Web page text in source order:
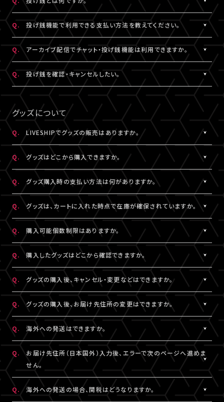
iOS：なし
Android：Chrome
なお、ユーザーがニックネームを変更した場合であっても、過去の
チャットのニックネームは変更されず、変更前のニックネームが表
示されます。
※ニックネームの登録・編集は配信視聴ページからも設定いただ
けます。
※コミュニティ機能が設定されている配信では、コミュニティ機能
とチャット機能のニックネーム設定は連動されます。
※公演によってはX連携をご利用いただけない場合があります。
欄上部「×」印）を押下すると、チャット非表示となります。 また、全
画面表示にした場合も、チャットは非表示になります。
A.
配信中にチップを送ることができる機能です。
投げ銭機能をご利用の場合は、「マイページ」内「基本情報」にござ
います「決済情報」にてクレジットカード決済情報のご登録いただ
くか、
配信中に配信視聴ページよりクレジットカード決済情報のご登録
をお願いいたします。
※公演によっては、投げ銭機能をご利用いただけない場合があり
ます。
Q. 投げ銭機能で利用できる支払い方法を教えてください。
クレジットカード決済をご利用いただけます。
投げ銭機能をご利用の場合は、「マイページ」内「基本情報」にござ
います「決済情報」にてクレジットカード決済情報のご登録いただ
くか、
配信中に配信視聴ページよりクレジットカード決済情報のご登録
をお願いいたします。
なお、決済方法については今後追加される可能性がございます。
Q. アーカイブ配信でチャット・投げ銭機能は利用できますか。
公演により異なります。チケット販売ページなどでご確認ください。
Q. 投げ銭を確認・キャンセルしたい。
投げ銭をキャンセルすることはできません。投げ銭機能をご利用の
場合は、金額に誤りがないか確認のうえ、ご利用ください。
複数回クリックにより、重複課金となる可能性がございますので、
ご注意ください。
※ご利用になった投げ銭は「マイページ」内「投げ銭履歴」よりご
確認いただけます。
グッズについて
Q. LIVESHIPでグッズの販売はありますか。
グッズの販売有無は各配信により異なります。
Q. グッズはどこから購入できますか。
各配信視聴ページなどでご購入いただけます。
LIVESHIPにご登録のA!-ID（メールアドレス）でログインのうえ、ご
利用ください。
※グッズをご購入いただくには、LIVESHIPへの会員登録が必要と
なります。
※LIVESHIPへの会員登録については ［Q:LIVESHIPを利用するに
はどうすればいいですか。］をご参照ください。
Q. グッズ購入時の支払い方法は何がありますか。
クレジットカード決済、コンビニ決済がご利用いただけます。
Q. グッズは、カートに入れた時点で在庫が確保されていますか。
カートに入れた時点では在庫確保とはなりません。
ご注文手続きが完了した時点で在庫確保となります。
ただしコンビニ決済をご利用の場合、支払い期限を過ぎると在庫
確保はリセットされますので予めご了承ください。
Q. 購入可能個数制限はありますか。
A.
公演・グッズにより異なります。グッズ商品詳細ページなどでご確
認ください。
Q. 購入したグッズはどこから確認できますか。
A.
「決済完了のお知らせ」メール、または「マイページ」内「グッズ購入
情報」よりご確認いただけます。
Q. グッズの購入後、キャンセル・変更などはできますか。
A.
お客様都合による商品購入後の注文内容の変更・キャンセル・返
品・交換は一切お受けできません。
また、一度決済を完了された決済手段を変更することもできません
のでご注意ください。
Q. グッズの購入後、お届け先住所の変更はできますか。
A.
購入後、「マイページ」内「グッズ購入情報」にて、配送状況が「出荷
準備前」の場合に変更が可能です。
※発送先が日本国外の場合、購入後の住所変更はできません。予
めご了承ください。
Q. 海外への発送はできますか。
A.
公演・グッズにより異なります。グッズ商品詳細ページなどでご確
認ください。
Q.
お届け先住所（日本国外）入力後、エラーで次のページへ進めま
せん。
A.
日本国外の郵便番号をご入力する際、システムの仕様上、正しく郵
便番号を入力しているにも関わらずエラーとなる場合がございま
Q. 海外への発送の場合、関税はどうなりますか。